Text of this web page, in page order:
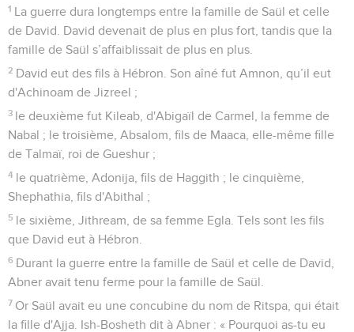
1 La guerre dura longtemps entre la famille de Saül et celle
de David. David devenait de plus en plus fort, tandis que la
famille de Saül s’affaiblissait de plus en plus.
2 David eut des fils à Hébron. Son aîné fut Amnon, qu’il eut
d'Achinoam de Jizreel ;
3 le deuxième fut Kileab, d'Abigaïl de Carmel, la femme de
Nabal ; le troisième, Absalom, fils de Maaca, elle-même fille
de Talmaï, roi de Gueshur ;
4 le quatrième, Adonija, fils de Haggith ; le cinquième,
Shephathia, fils d'Abithal ;
5 le sixième, Jithream, de sa femme Egla. Tels sont les fils
que David eut à Hébron.
6 Durant la guerre entre la famille de Saül et celle de David,
Abner avait tenu ferme pour la famille de Saül.
7 Or Saül avait eu une concubine du nom de Ritspa, qui était
la fille d'Ajja. Ish-Bosheth dit à Abner : « Pourquoi as-tu eu